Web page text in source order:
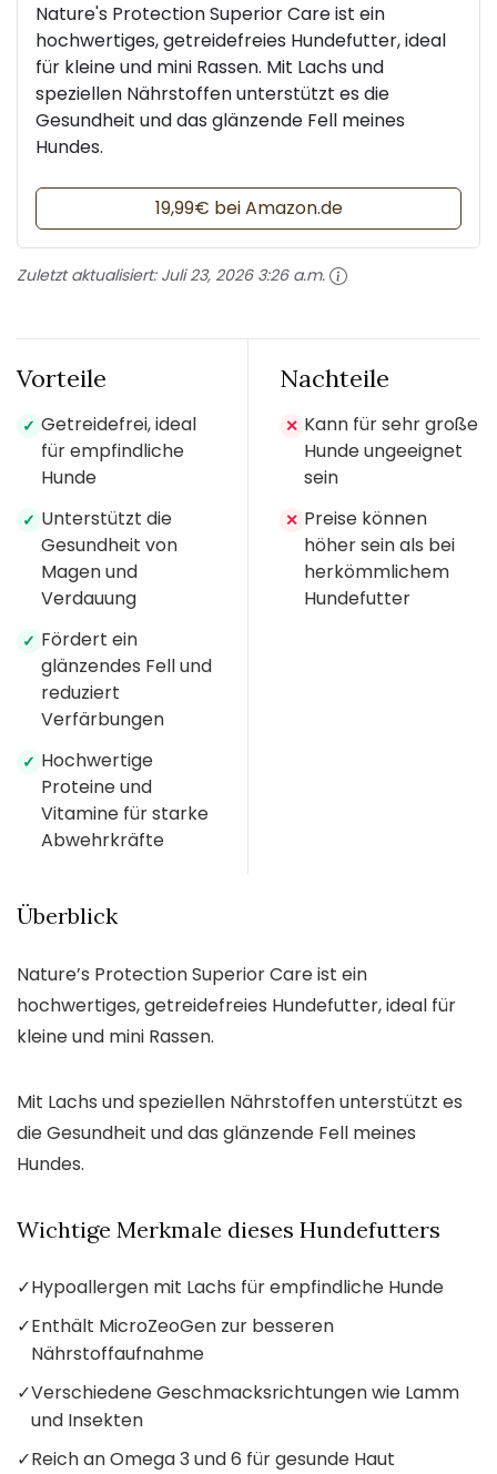
Nature's Protection Superior Care ist ein
hochwertiges, getreidefreies Hundefutter, ideal
für kleine und mini Rassen. Mit Lachs und
speziellen Nährstoffen unterstützt es die
Gesundheit und das glänzende Fell meines
Hundes.
19,99€ bei Amazon.de
Zuletzt aktualisiert: Juli 23, 2026 3:26 a.m.
Vorteile
✓ Getreidefrei, ideal
für empfindliche
Hunde
✓ Unterstützt die
Gesundheit von
Magen und
Verdauung
✓ Fördert ein
glänzendes Fell und
reduziert
Verfärbungen
✓ Hochwertige
Proteine und
Vitamine für starke
Abwehrkräfte
Nachteile
✕ Kann für sehr große
Hunde ungeeignet
sein
✕ Preise können
höher sein als bei
herkömmlichem
Hundefutter
Überblick
Nature’s Protection Superior Care ist ein
hochwertiges, getreidefreies Hundefutter, ideal für
kleine und mini Rassen.
Mit Lachs und speziellen Nährstoffen unterstützt es
die Gesundheit und das glänzende Fell meines
Hundes.
Wichtige Merkmale dieses Hundefutters
✓Hypoallergen mit Lachs für empfindliche Hunde
✓Enthält MicroZeoGen zur besseren
Nährstoffaufnahme
✓Verschiedene Geschmacksrichtungen wie Lamm
und Insekten
✓Reich an Omega 3 und 6 für gesunde Haut